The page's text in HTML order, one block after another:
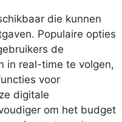
die kunnen
Populaire opties
de
in real-time te volgen,
voor
digitale
om het budget